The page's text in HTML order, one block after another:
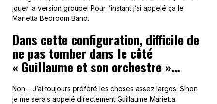
jouer la version groupe. Pour l’instant j’ai appelé ça le
Marietta Bedroom Band.
Dans cette configuration, difficile de
ne pas tomber dans le côté
« Guillaume et son orchestre »…
Non… J’ai toujours préféré les choses assez larges. Sinon
je me serais appelé directement Guillaume Marietta.